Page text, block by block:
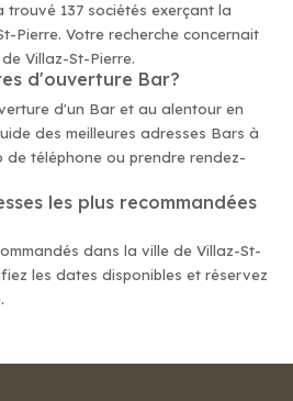
trouvé 137 sociétés exerçant la
Pierre. Votre recherche concernait
Villaz-St-Pierre.
d'ouverture Bar?
d'un Bar et au alentour en
des meilleures adresses Bars à
de téléphone ou prendre rendez-
les plus recommandées
dans la ville de Villaz-St-
les dates disponibles et réservez